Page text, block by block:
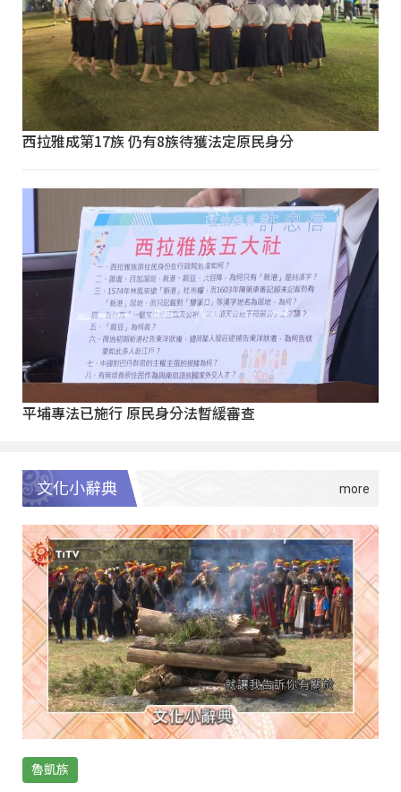
西拉雅成第17族 仍有8族待獲法定原民身分
平埔專法已施行 原民身分法暫緩審查
文化小辭典
魯凱族